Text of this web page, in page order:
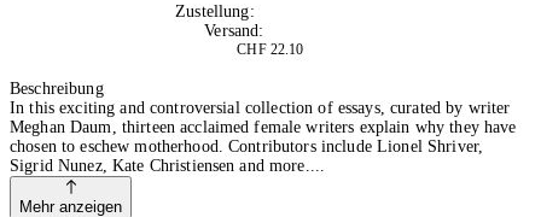
Zustellung:
Versand:
CHF 22.10
Beschreibung
In this exciting and controversial collection of essays, curated by writer
Meghan Daum, thirteen acclaimed female writers explain why they have
chosen to eschew motherhood. Contributors include Lionel Shriver,
Sigrid Nunez, Kate Christiensen and more.
Mehr anzeigen